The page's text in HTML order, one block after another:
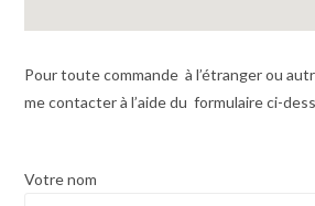
Pour toute commande à l’étranger ou
me contacter à l’aide du formulaire ci-
Votre nom